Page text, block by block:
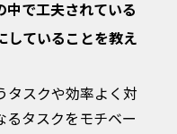
中で工夫されている
していることを教え
タスクや効率よく対
るタスクをモチベー